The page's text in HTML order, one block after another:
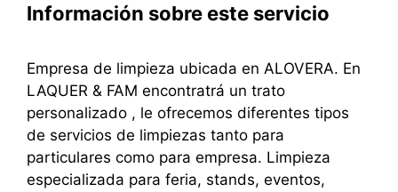
Información sobre este servicio
Empresa de limpieza ubicada en ALOVERA. En
LAQUER & FAM encontratrá un trato
personalizado , le ofrecemos diferentes tipos
de servicios de limpiezas tanto para
particulares como para empresa. Limpieza
especializada para feria, stands, eventos,